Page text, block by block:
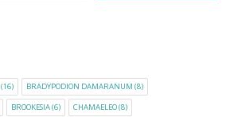
(16) BRADYPODION DAMARANUM (8)
BROOKESIA(6) CHAMAELEO(8)